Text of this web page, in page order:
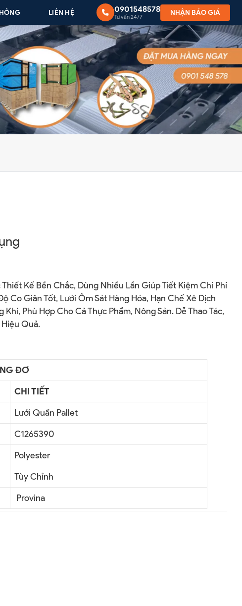
LIÊN HỆ 0901548578
Tư vấn 24/7
NHẬN BÁO GIÁ
Kế Bền Chắc, Dùng Nhiều Lần Giúp Tiết Kiệm Chi Phí
Co Giãn Tốt, Lưới Ôm Sát Hàng Hóa, Hạn Chế Xê Dịch
Phù Hợp Cho Cả Thực Phẩm, Nông Sản. Dễ Thao Tác,
Quả.
ĐƠ
CHI TIẾT
Lưới Quấn Pallet
C1265390
Polyester
Tùy Chỉnh
Provina